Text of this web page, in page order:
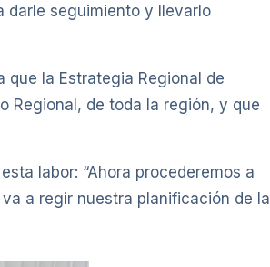
darle seguimiento y llevarlo
que la Estrategia Regional de
Regional, de toda la región, y que
labor: “Ahora procederemos a
a regir nuestra planificación de la